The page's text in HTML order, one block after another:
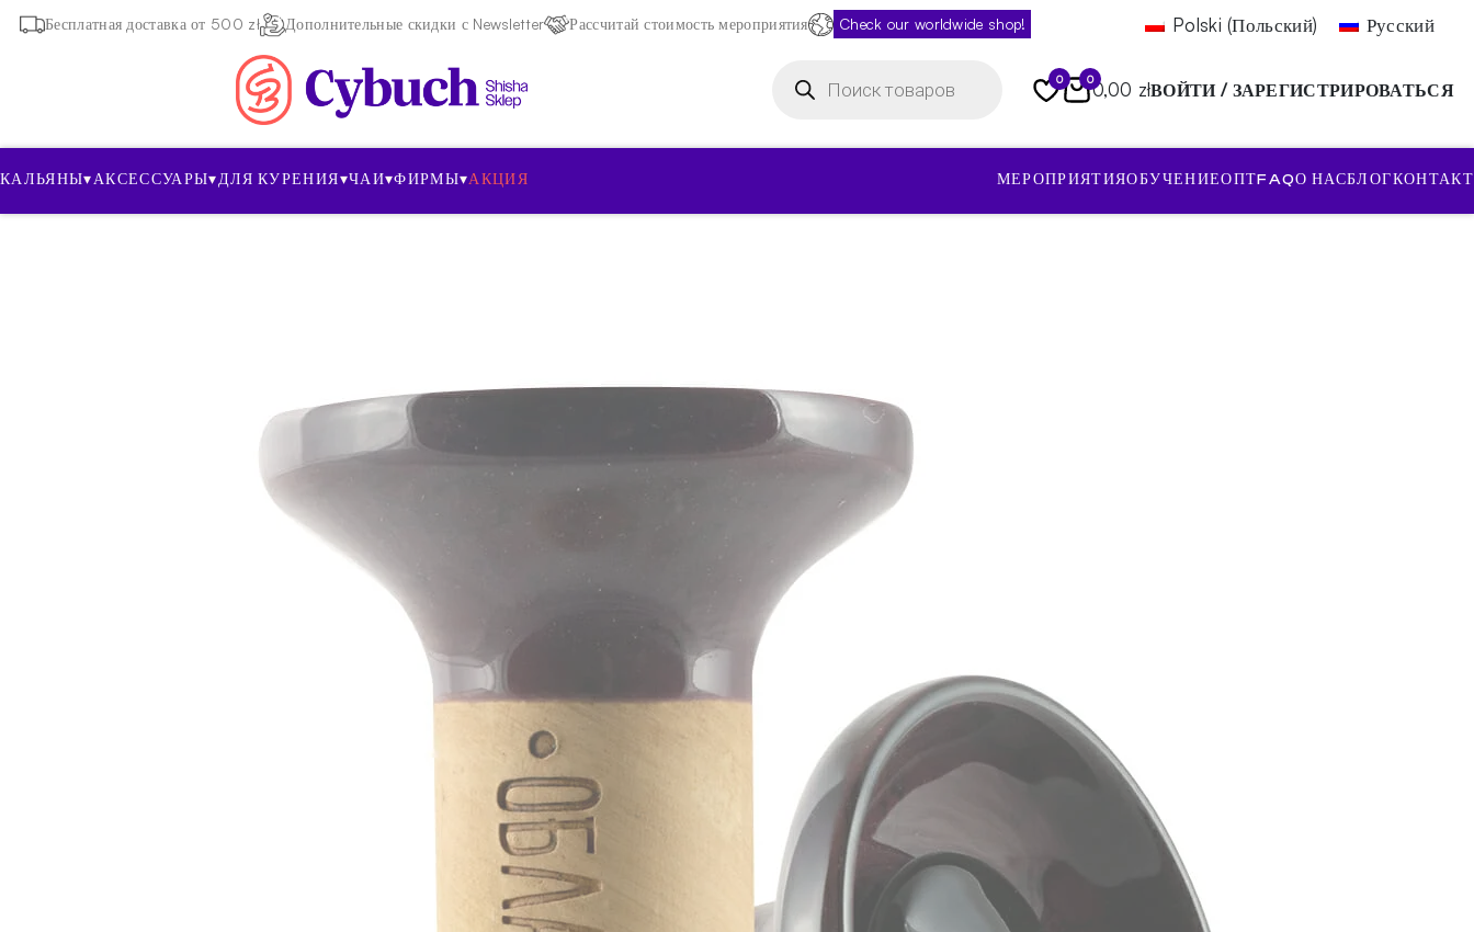
Бесплатная доставка от 500 zł Дополнительные скидки с Newsletter Рассчитай стоимость мероприятия Check our worldwide shop! Polski (Польский)
Русский
товаров 0 00,00 złВОЙТИ / ЗАРЕГИСТРИРОВАТЬСЯ
КАЛЬЯНЫ▾АКСЕССУАРЫ▾ДЛЯ КУРЕНИЯ▾ЧАИ▾ФИРМЫ▾АКЦИЯ МЕРОПРИЯТИЯОБУЧЕНИЕОПТFAQО НАСБЛОГКОНТАКТ